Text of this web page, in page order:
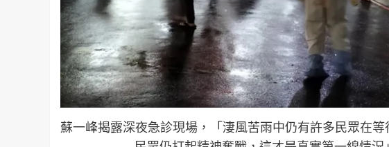
蘇一峰揭露深夜急診現場，「淒風苦雨中仍有許多民眾在